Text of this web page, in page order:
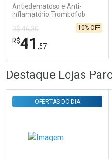
Por R$ 31,35/cada
Por R$ 31,35/cada
Antiedematoso e Anti-
inflamatório Trombofob
R$ 46,30
R$41 ,57
10% OFF
Laboratório
Por Menos
Destaque Lojas
OFERTAS DO DIA